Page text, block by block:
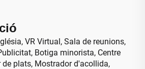
VR Virtual, Sala de reunions,
Botiga minorista, Centre
plats, Mostrador d'acollida,